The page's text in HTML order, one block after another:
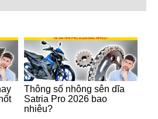
Thông số nhông sên dĩa
Satria Pro 2026 bao
nhiêu?